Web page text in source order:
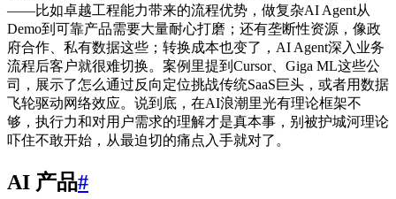
——比如卓越工程能力带来的流程优势，做复杂AI Agent从
Demo到可靠产品需要大量耐心打磨；还有垄断性资源，像政
府合作、私有数据这些；转换成本也变了，AI Agent深入业务
流程后客户就很难切换。案例里提到Cursor、Giga ML这些公
司，展示了怎么通过反向定位挑战传统SaaS巨头，或者用数据
飞轮驱动网络效应。说到底，在AI浪潮里光有理论框架不
够，执行力和对用户需求的理解才是真本事，别被护城河理论
吓住不敢开始，从最迫切的痛点入手就对了。
AI 产品#